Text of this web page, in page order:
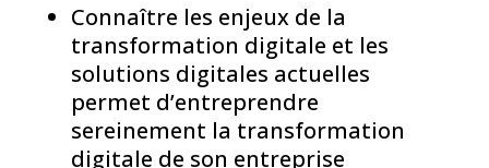
Connaître les enjeux de la
transformation digitale et les
solutions digitales actuelles
permet d’entreprendre
sereinement la transformation
digitale de son entreprise